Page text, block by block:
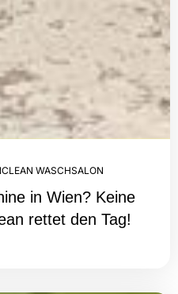
WASCHSALON
in Wien? Keine
rettet den Tag!